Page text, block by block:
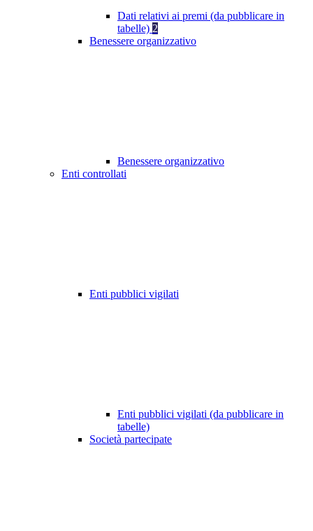
Dati relativi ai premi (da pubblicare in
tabelle) 2
Benessere organizzativo
Benessere organizzativo
Enti controllati
Enti pubblici vigilati
Enti pubblici vigilati (da pubblicare in
tabelle)
Società partecipate